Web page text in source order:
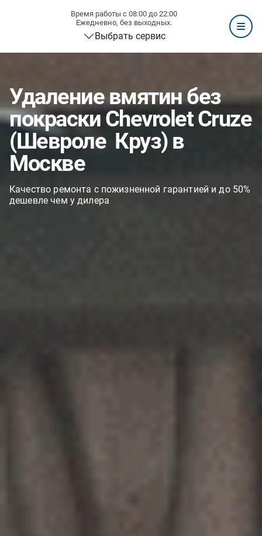
Время работы с 08:00 до 22:00
Ежедневно, без выходных.
Выбрать сервис
Удаление вмятин без
покраски Chevrolet Cruze
(Шевроле Круз) в
Москве
Качество ремонта с пожизненной гарантией и до 50%
дешевле чем у дилера